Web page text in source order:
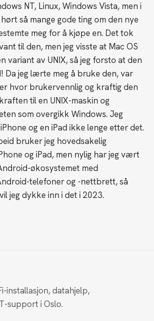
NT, Linux, Windows Vista, men i
så mange gode ting om den nye
meg for å kjøpe en. Det tok
til den, men jeg visste at Mac OS
variant av UNIX, så jeg forsto at den
Da jeg lærte meg å bruke den, var
hvor brukervennlig og kraftig den
til en UNIX-maskin og
som overgikk Windows. Jeg
og en iPad ikke lenge etter det.
bruker jeg hovedsakelig
og iPad, men nylig har jeg vært
økosystemet med
telefoner og -nettbrett, så
jeg dykke inn i det i 2023.
installasjon, datahjelp,
support i Oslo.